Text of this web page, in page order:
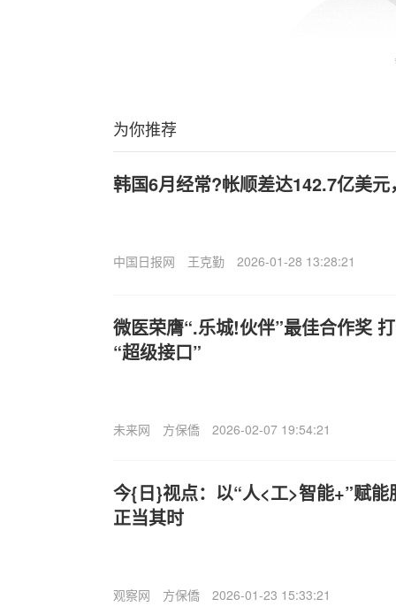
为你推荐
韩国6月经常?帐顺差达142.7亿美
中国日报网 王克勤 2026-01-28 13:28:21
微医荣膺“.乐城!伙伴”最佳合作奖
“超级接口”
未来网 方保僑 2026-02-07 19:54:21
今{日}视点：以“人<工>智能+”赋
正当其时
观察网 方保僑 2026-01-23 15:33:21